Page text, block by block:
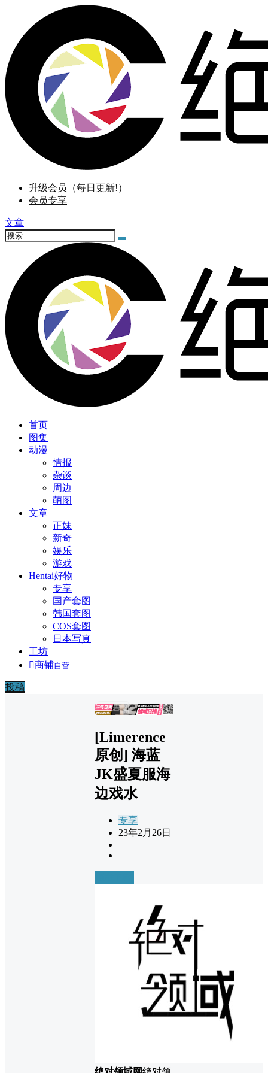
升级会员（每日更新!）
会员专享
文章
首页
图集
动漫
情报
杂谈
周边
萌图
文章
正妹
新奇
娱乐
游戏
Hentai好物
专享
国产套图
韩国套图
COS套图
日本写真
工坊
商铺自营
投稿
广告
[Limerence
原创] 海蓝
JK盛夏服海
边戏水
专享
23年2月26日